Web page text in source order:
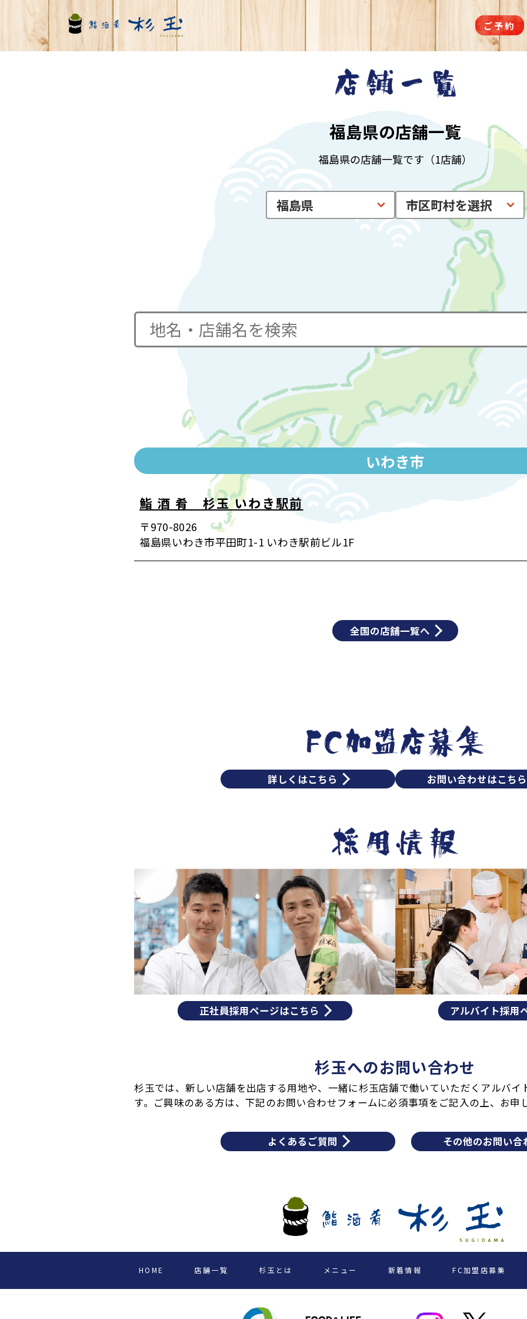
ご予約
福島県の店舗一覧
福島県の店舗一覧です（1店舗）
いわき市
鮨 酒 肴 杉玉 いわき駅前
〒970-8026
福島県いわき市平田町1-1 いわき駅前ビル1F
全国の店舗一覧へ
詳しくはこちら お問い合わせはこちら
正社員採用ページはこちら アルバイト採用
杉玉へのお問い合わせ
杉玉では、新しい店舗を出店する用地や、一緒に杉玉店舗で働いていただくアルバ
す。ご興味のある方は、下記のお問い合わせフォームに必須事項をご記入の上、お申
よくあるご質問 その他のお問い合
HOME 店舗一覧 杉玉とは メニュー 新着情報 FC加盟店募集